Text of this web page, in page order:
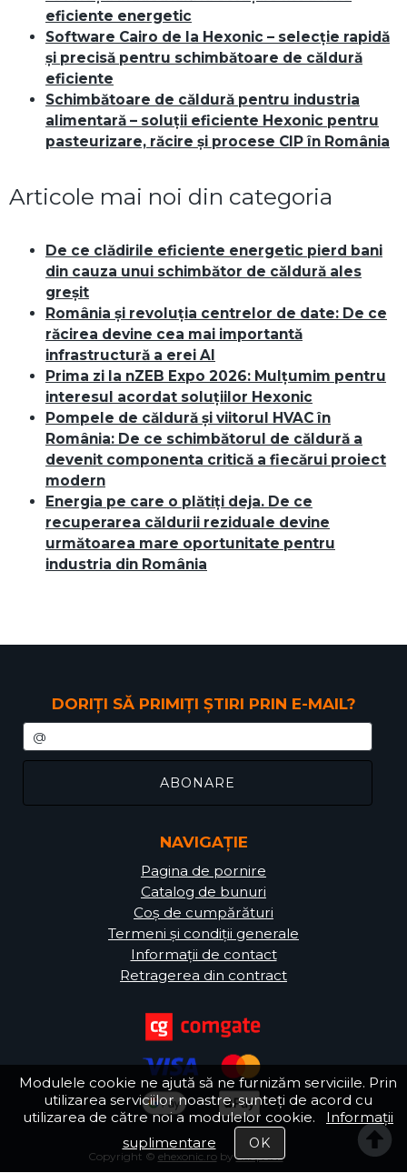
eficiente energetic
Software Cairo de la Hexonic – selecție rapidă
și precisă pentru schimbătoare de căldură
eficiente
Schimbătoare de căldură pentru industria
alimentară – soluții eficiente Hexonic pentru
pasteurizare, răcire și procese CIP în România
Articole mai noi din categoria
De ce clădirile eficiente energetic pierd bani
din cauza unui schimbător de căldură ales
greșit
România și revoluția centrelor de date: De ce
răcirea devine cea mai importantă
infrastructură a erei AI
Prima zi la nZEB Expo 2026: Mulțumim pentru
interesul acordat soluțiilor Hexonic
Pompele de căldură și viitorul HVAC în
România: De ce schimbătorul de căldură a
devenit componenta critică a fiecărui proiect
modern
Energia pe care o plătiți deja. De ce
recuperarea căldurii reziduale devine
următoarea mare oportunitate pentru
industria din România
DORIȚI SĂ PRIMIȚI ȘTIRI PRIN E-MAIL?
NAVIGAȚIE
Pagina de pornire
Catalog de bunuri
Coș de cumpărături
Termeni și condiții generale
Informații de contact
Retragerea din contract
Copyright © ehexonic.robyShop5.cz
Modulele cookie ne ajută să ne furnizăm serviciile. Prin
utilizarea serviciilor noastre, sunteți de acord cu
utilizarea de către noi a modulelor cookie. Informații
suplimentare